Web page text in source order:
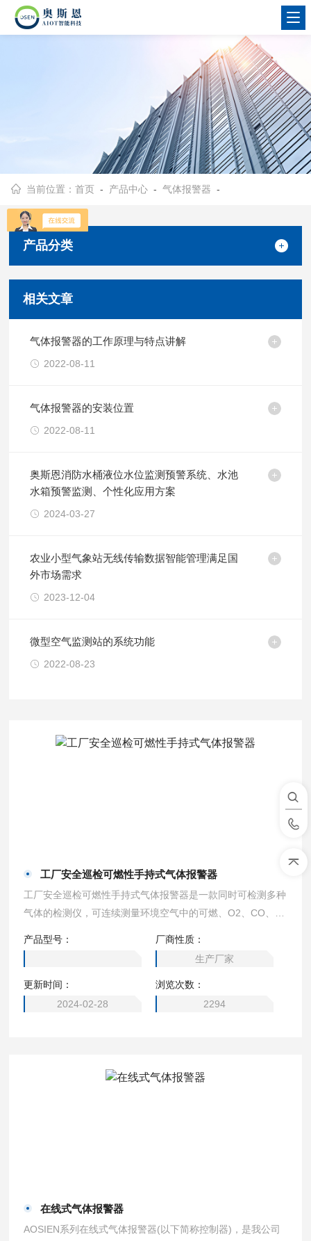
当前位置：首页 - 产品中心 -气体报警器 -
产品分类
相关文章
气体报警器的工作原理与特点讲解
2022-08-11
气体报警器的安装位置
2022-08-11
奥斯恩消防水桶液位水位监测预警系统、水池
水箱预警监测、个性化应用方案
2024-03-27
农业小型气象站无线传输数据智能管理满足国
外市场需求
2023-12-04
微型空气监测站的系统功能
2022-08-23
工厂安全巡检可燃性手持式气体报警器
工厂安全巡检可燃性手持式气体报警器是一款同时可检测多种
气体的检测仪，可连续测量环境空气中的可燃、O2、CO、H
产品型号：
厂商性质：
生产厂家
更新时间：
2024-02-28
浏览次数：
2294
在线式气体报警器
AOSIEN系列在线式气体报警器(以下简称控制器)，是我公司